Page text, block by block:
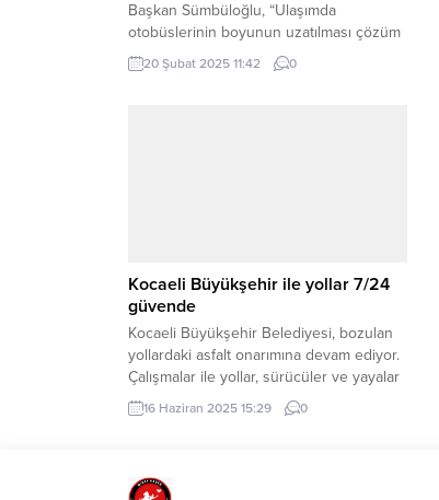
Başkan Sümbüloğlu, “Ulaşımda
otobüslerinin boyunun uzatılması çözüm
değil” HAKAN BAKAR/SİVAS–BHA ORAN
Şubat Ayı Yönetim Kurulu Toplantısı
20 Şubat 2025 11:42 0
Kocaeli Büyükşehir ile yollar 7/24
güvende
Kocaeli Büyükşehir Belediyesi, bozulan
yollardaki asfalt onarımına devam ediyor.
Çalışmalar ile yollar, sürücüler ve yayalar
için daha güvenli ve konforlu hale
getiriliyor. KOCAELİ (İGFA) – Kocaeli
konforlu şekilde akışını sağlamak
16 Haziran 2025 15:29 0